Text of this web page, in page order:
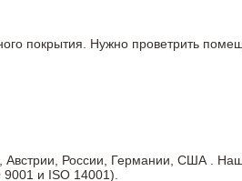
покрытия. Нужно проветрить
Австрии, России, Германии, США .
9001 и ISO 14001).